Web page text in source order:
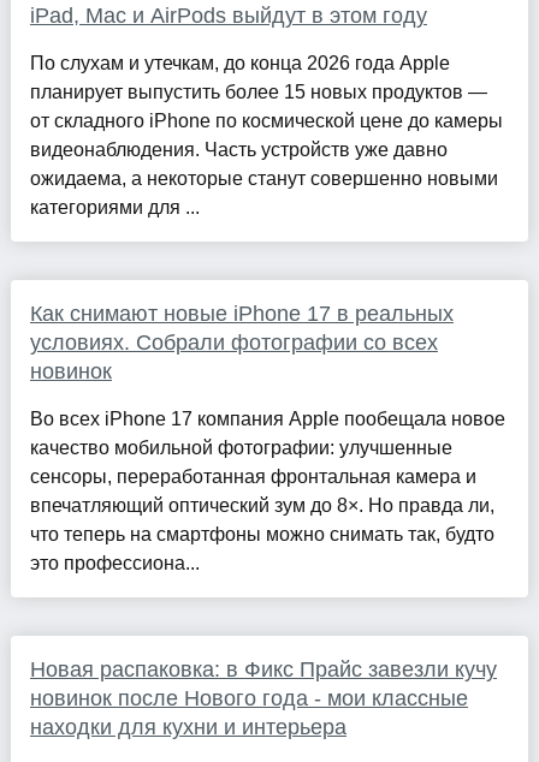
iPad, Mac и AirPods выйдут в этом году
По слухам и утечкам, до конца 2026 года Apple
планирует выпустить более 15 новых продуктов —
от складного iPhone по космической цене до камеры
видеонаблюдения. Часть устройств уже давно
ожидаема, а некоторые станут совершенно новыми
категориями для ...
Как снимают новые iPhone 17 в реальных
условиях. Собрали фотографии со всех
новинок
Во всех iPhone 17 компания Apple пообещала новое
качество мобильной фотографии: улучшенные
сенсоры, переработанная фронтальная камера и
впечатляющий оптический зум до 8×. Но правда ли,
что теперь на смартфоны можно снимать так, будто
это профессиона...
Новая распаковка: в Фикс Прайс завезли кучу
новинок после Нового года - мои классные
находки для кухни и интерьера